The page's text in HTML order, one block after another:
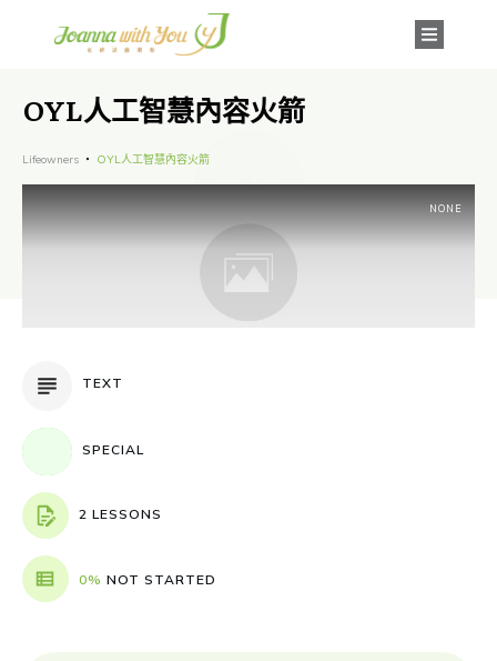
OYL人工智慧內容火箭
Lifeowners OYL人工智慧內容火箭
NONE
TEXT
SPECIAL
2 LESSONS
0% NOT STARTED